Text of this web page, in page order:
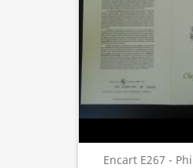
Encart E267 -